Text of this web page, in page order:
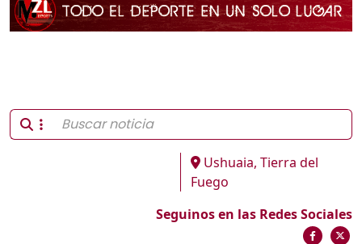
Ushuaia, Tierra del
Fuego
Seguinos en las Redes Sociales